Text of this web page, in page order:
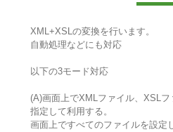
XML+XSLの変換を行います。
自動処理などにも対応
以下の3モード対応
(A)画面上でXMLファイル、XSL
指定して利用する。
画面上ですべてのファイルを設定